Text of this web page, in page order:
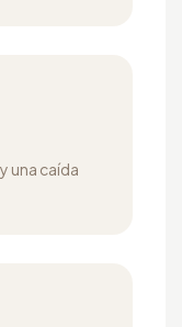
una caída